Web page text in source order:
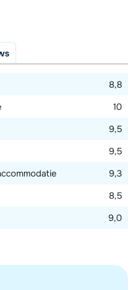
8,8
10
9,5
9,5
9,3
8,5
9,0